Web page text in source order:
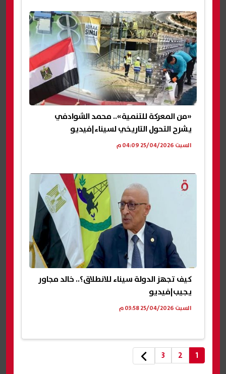
«من المعركة للتنمية».. محمد الشوادفي
يشرح التحول التاريخي لسيناء|فيديو
السبت 25/04/2026 04:09 م
كيف تجهز الدولة سيناء للانطلاق؟.. خالد مجاور
يجيب|فيديو
السبت 25/04/2026 03:58 م
1
2
3